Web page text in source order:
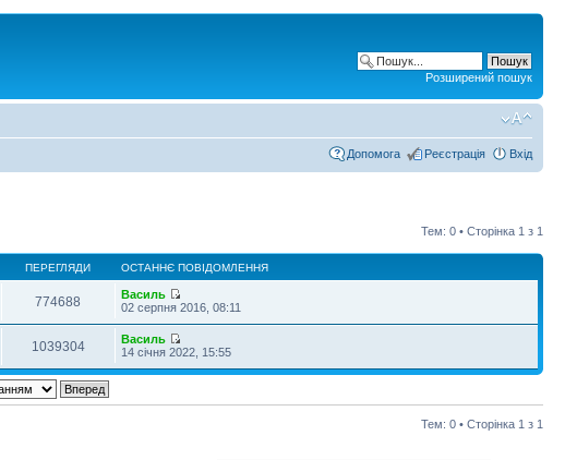
Розширений пошук
Допомога Реєстрація Вхід
Тем: 0 • Сторінка 1 з 1
ПЕРЕГЛЯДИ ОСТАННЄ ПОВІДОМЛЕННЯ
774688
Василь
02 серпня 2016, 08:11
1039304
Василь
14 січня 2022, 15:55
Тем: 0 • Сторінка 1 з 1